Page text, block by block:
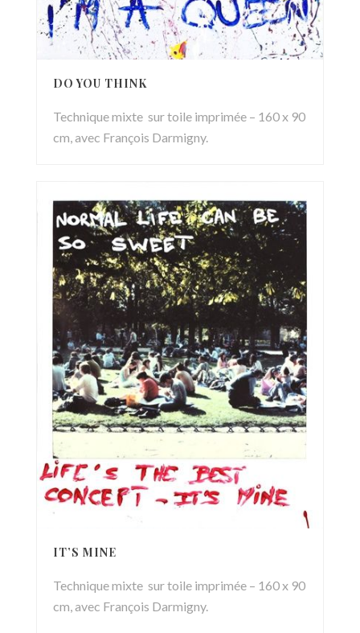
DO YOU THINK
Technique mixte sur toile imprimée – 160 x 90
cm, avec François Darmigny.
IT’S MINE
Technique mixte sur toile imprimée – 160 x 90
cm, avec François Darmigny.